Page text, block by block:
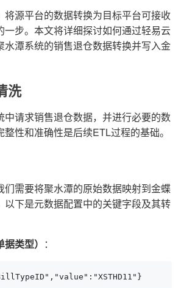
将源平台的数据转换为目标平台可接收
一步。本文将详细探讨如何通过轻易云
水潭系统的销售退仓数据转换并写入金
洗
中请求销售退仓数据，并进行必要的数
性和准确性是后续ETL过程的基础。
们需要将聚水潭的原始数据映射到金蝶
以下是元数据配置中的关键字段及其转
类型） ：